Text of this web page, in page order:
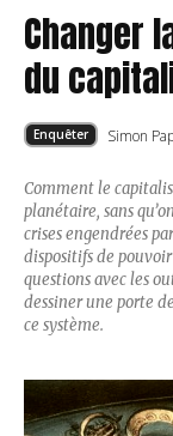
Changer
du
Enquêter Simon
Comment le
planétaire, sans
crises engendrées
dispositifs de
questions avec les
dessiner une porte
ce système.